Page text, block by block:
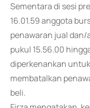
Sementara di sesi
16.01.59 anggota
penawaran jual
pukul 15.56.00
diperkenankan
membatalkan
beli.